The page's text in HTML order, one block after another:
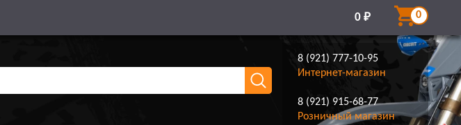
0 ₽ 0
8 (921) 777-10-95
Интернет-магазин
8 (921) 915-68-77
Розничный магазин